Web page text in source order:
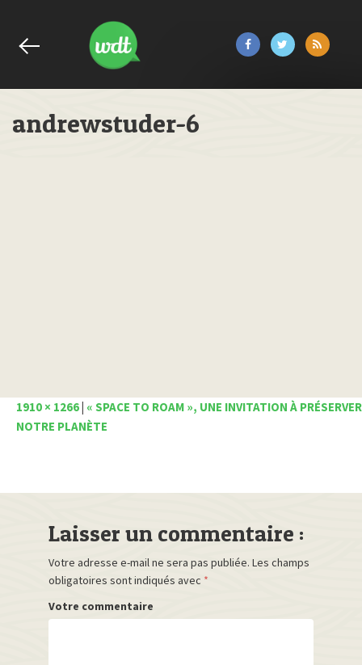
andrewstuder-6
1910 × 1266| « SPACE TO ROAM », UNE INVITATION À PRÉSERVER
NOTRE PLANÈTE
Laisser un commentaire :
Votre adresse e-mail ne sera pas publiée. Les champs
obligatoires sont indiqués avec *
Votre commentaire